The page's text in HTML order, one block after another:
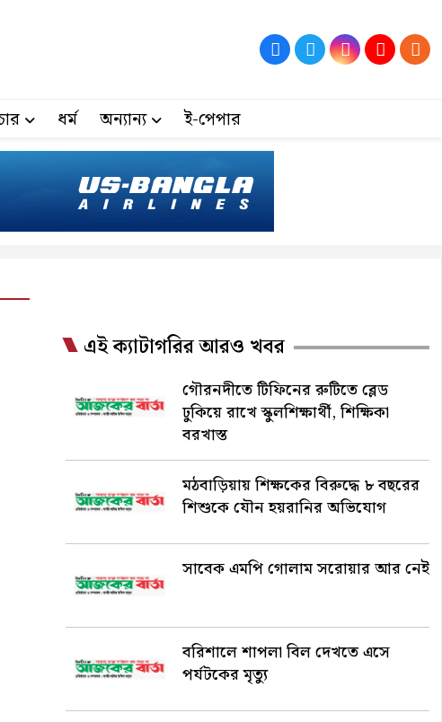
ধর্ম অন্যান্য ই-পেপার
এই ক্যাটাগরির আরও খবর
গৌরনদীতে টিফিনের রুটিতে ব্লেড
ঢুকিয়ে রাখে স্কুলশিক্ষার্থী, শিক্ষিকা
বরখাস্ত
মঠবাড়িয়ায় শিক্ষকের বিরুদ্ধে ৮ বছরের
শিশুকে যৌন হয়রানির অভিযোগ
সাবেক এমপি গোলাম সরোয়ার আর নেই
বরিশালে শাপলা বিল দেখতে এসে
পর্যটকের মৃত্যু